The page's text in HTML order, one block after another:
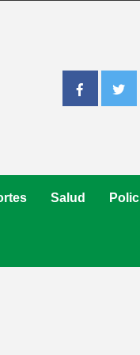
Facebook
Salud